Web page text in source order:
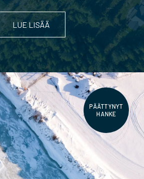
LUE LISÄÄ
PÄÄTTYNYT
HANKE